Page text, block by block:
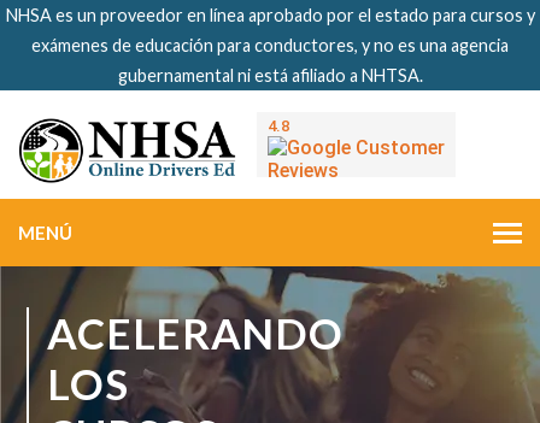
NHSA es un proveedor en línea aprobado por el estado para cursos y
exámenes de educación para conductores, y no es una agencia
gubernamental ni está afiliado a NHTSA.
MENÚ
ACELERANDO
LOS